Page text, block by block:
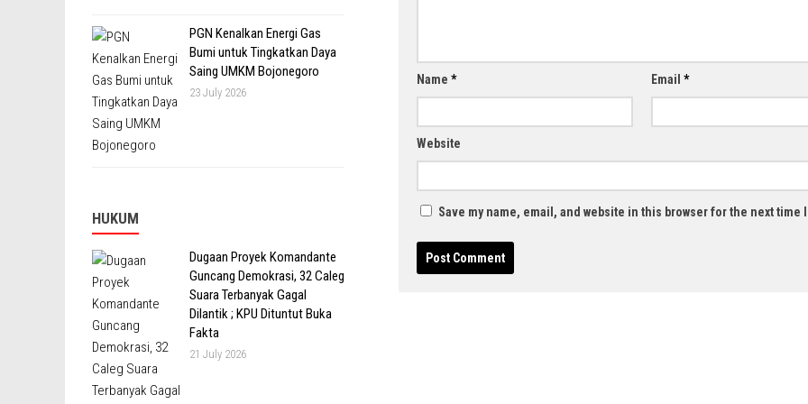
Name * Email *
Website
Save my name, email, and website in this browser for the next time
PGN Kenalkan Energi Gas
Bumi untuk Tingkatkan Daya
Saing UMKM Bojonegoro
23 July 2026
HUKUM
Dugaan Proyek Komandante
Guncang Demokrasi, 32 Caleg
Suara Terbanyak Gagal
Dilantik ; KPU Dituntut Buka
Fakta
21 July 2026